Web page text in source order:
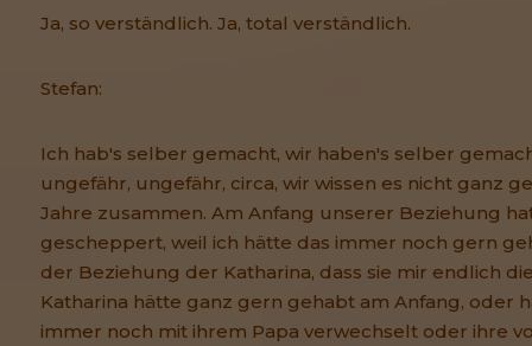
Ja, so verständlich. Ja, total verständlich.
Stefan:
Ich hab's selber gemacht, wir haben's selber
ungefähr, ungefähr, circa, wir wissen es nicht ganz
Jahre zusammen. Am Anfang unserer Beziehung
gescheppert, weil ich hätte das immer noch gern
der Beziehung der Katharina, dass sie mir endlich
Katharina hätte ganz gern gehabt am Anfang, oder
immer noch mit ihrem Papa verwechselt oder ihre